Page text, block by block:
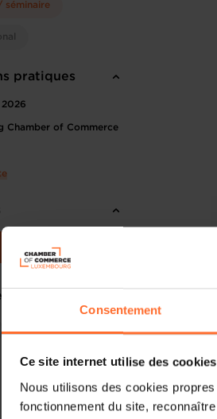
Consentement
Ce site internet utilise des
Nous utilisons des cookies
fonctionnement du site,
séminaire
pratiques
2026
Chamber of Commerce
article